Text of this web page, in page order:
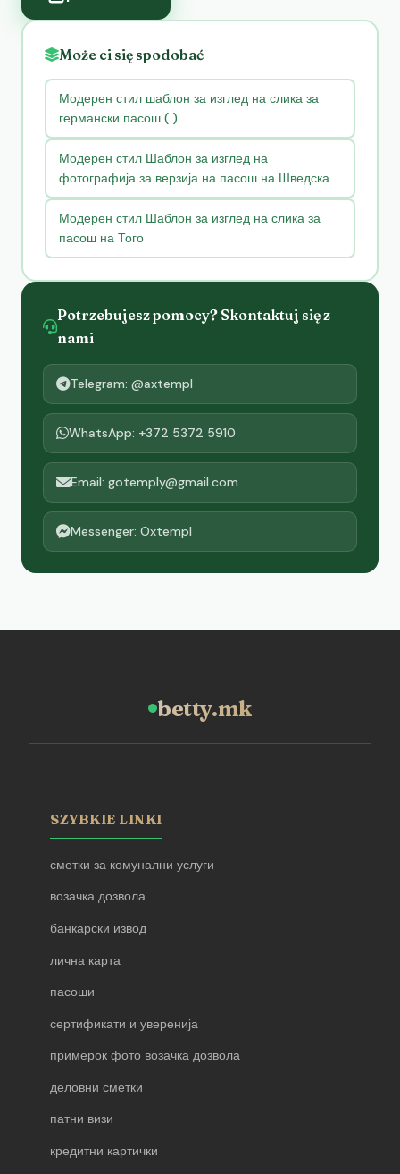
Może ci się spodobać
Модерен стил шаблон за изглед на слика за
германски пасош ( ).
Модерен стил Шаблон за изглед на
фотографија за верзија на пасош на Шведска
Модерен стил Шаблон за изглед на слика за
пасош на Того
Potrzebujesz pomocy? Skontaktuj się z
nami
Telegram: @axtempl
WhatsApp: +372 5372 5910
Email: gotemply@gmail.com
Messenger: Oxtempl
betty.mk
SZYBKIE LINKI
сметки за комунални услуги
возачка дозвола
банкарски извод
лична карта
пасоши
сертификати и уверенија
примерок фото возачка дозвола
деловни сметки
патни визи
кредитни картички